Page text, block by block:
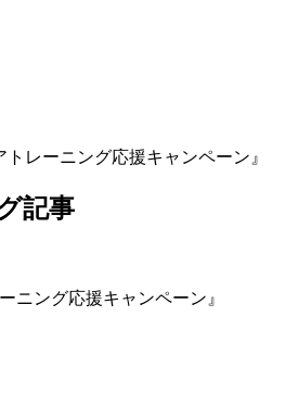
トレーニング応援キャンペーン』
記事
ニング応援キャンペーン』